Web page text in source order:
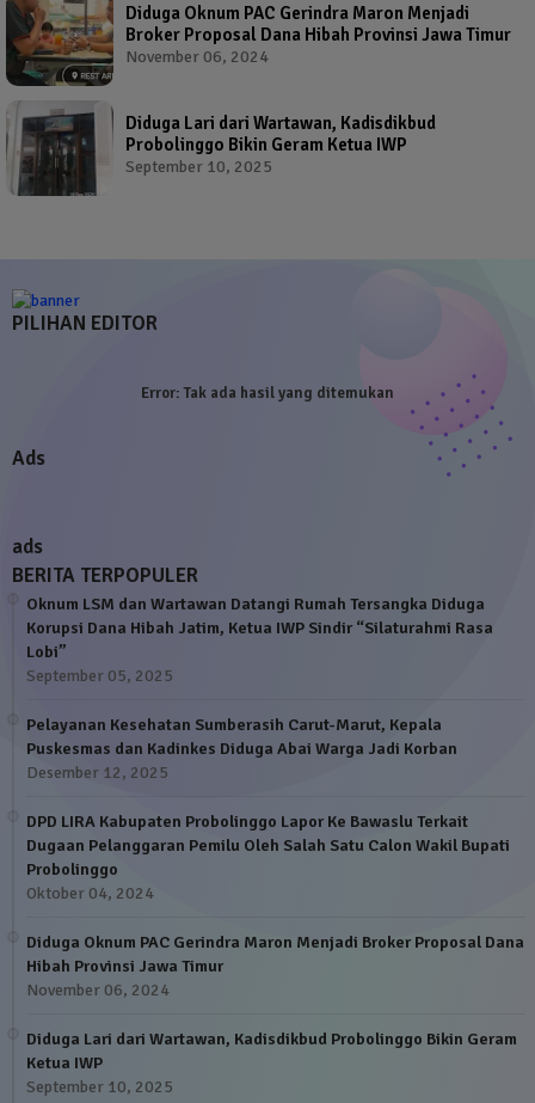
Diduga Oknum PAC Gerindra Maron Menjadi
Broker Proposal Dana Hibah Provinsi Jawa Timur
November 06, 2024
Diduga Lari dari Wartawan, Kadisdikbud
Probolinggo Bikin Geram Ketua IWP
September 10, 2025
PILIHAN EDITOR
Error:Tak ada hasil yang ditemukan
Ads
ads
BERITA TERPOPULER
Oknum LSM dan Wartawan Datangi Rumah Tersangka Diduga
Korupsi Dana Hibah Jatim, Ketua IWP Sindir “Silaturahmi Rasa
Lobi”
September 05, 2025
Pelayanan Kesehatan Sumberasih Carut-Marut, Kepala
Puskesmas dan Kadinkes Diduga Abai Warga Jadi Korban
Desember 12, 2025
DPD LIRA Kabupaten Probolinggo Lapor Ke Bawaslu Terkait
Dugaan Pelanggaran Pemilu Oleh Salah Satu Calon Wakil Bupati
Probolinggo
Oktober 04, 2024
Diduga Oknum PAC Gerindra Maron Menjadi Broker Proposal Dana
Hibah Provinsi Jawa Timur
November 06, 2024
Diduga Lari dari Wartawan, Kadisdikbud Probolinggo Bikin Geram
Ketua IWP
September 10, 2025